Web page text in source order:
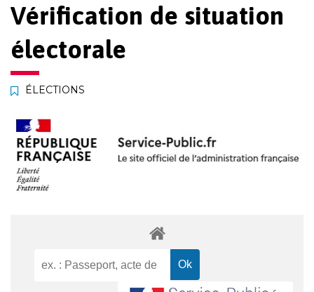
Vérification de situation
électorale
ÉLECTIONS